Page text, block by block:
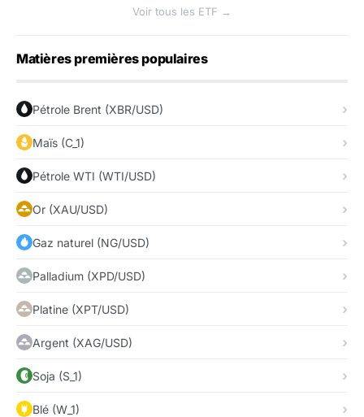
Voir tous les ETF →
Matières premières populaires
Pétrole Brent (XBR/USD)
Maïs (C_1)
Pétrole WTI (WTI/USD)
Or (XAU/USD)
Gaz naturel (NG/USD)
Palladium (XPD/USD)
Platine (XPT/USD)
Argent (XAG/USD)
Soja (S_1)
Blé (W_1)